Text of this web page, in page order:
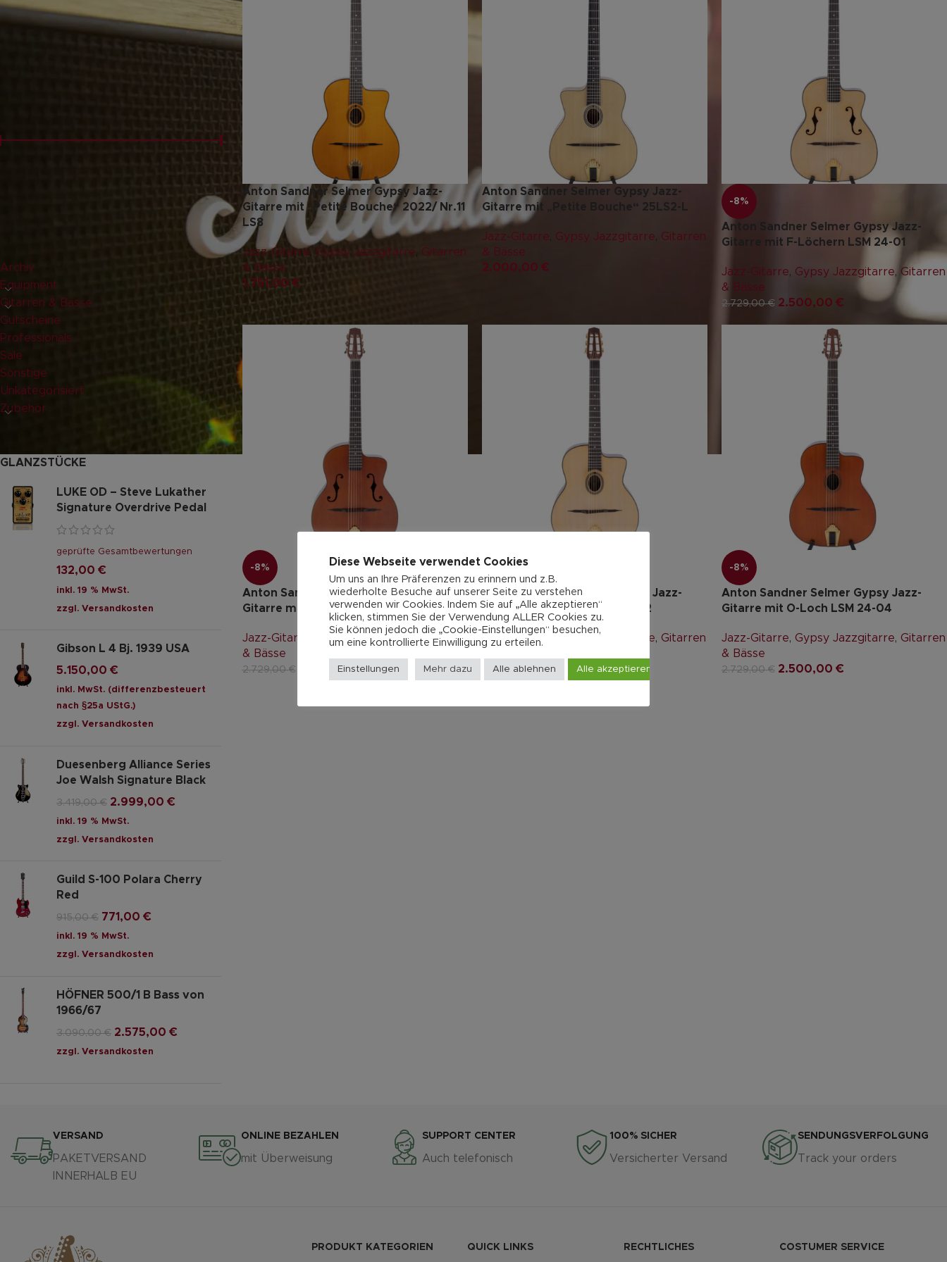
(6)
Archiv
Equipment
Gitarren & Bässe
Gutscheine
Professionals
Sale
Sonstige
Unkategorisiert
Zubehör
GLANZSTÜCKE
LUKE OD – Steve Lukather
Signature Overdrive Pedal
geprüfte Gesamtbewertungen
132,00 €
inkl. 19 % MwSt.
zzgl. Versandkosten
Gibson L 4 Bj. 1939 USA
5.150,00 €
inkl. MwSt. (differenzbesteuert
nach §25a UStG.)
zzgl. Versandkosten
Duesenberg Alliance Series
Joe Walsh Signature Black
3.419,00€ 2.999,00 €
inkl. 19 % MwSt.
zzgl. Versandkosten
Guild S-100 Polara Cherry
Red
915,00€ 771,00 €
inkl. 19 % MwSt.
zzgl. Versandkosten
HÖFNER 500/1 B Bass von
1966/67
3.090,00€ 2.575,00 €
zzgl. Versandkosten
Anton Sandner Selmer Gypsy Jazz-
Gitarre mit „Petite Bouche“ 2022/ Nr.11
LS8
Jazz-Gitarre Gypsy Jazzgitarre
Gitarren
& Bässe
1.751,00 €
Anton Sandner Selmer Gypsy Jazz-
Gitarre mit „Petite Bouche“ 25LS2-L
Jazz-Gitarre Gypsy Jazzgitarre, Gitarren
& Bässe
2.000,00 €
-8%
Anton Sandner Selmer Gypsy Jazz-
Gitarre mit F-Löchern LSM 24-01
Jazz-Gitarre, Gypsy Jazzgitarre, Gitarren
& Bässe
2.729,00€ 2.500,00 €
-8%
Anton Sandner Selmer Gypsy Jazz-
Gitarre mit F-Löchern LSM 24-03
Jazz-Gitarre Gypsy Jazzgitarre, Gitarren
& Bässe
2.729,00€ 2.500,00€
-8%
Anton Sandner Selmer Gypsy Jazz-
Gitarre mit O-Loch LSM 24-02
Jazz-Gitarre Gypsy Jazzgitarre, Gitarren
2.729,00€ 2.500,00 €
-8%
Anton Sandner Selmer Gypsy Jazz-
Gitarre mit O-Loch LSM 24-04
Jazz-Gitarre, Gypsy Jazzgitarre, Gitarren
& Bässe
2.729,00€ 2.500,00 €
VERSAND
PAKETVERSAND
INNERHALB EU
ONLINE BEZAHLEN
mit Überweisung
SUPPORT CENTER
Auch telefonisch
100% SICHER
Versicherter Versand
SENDUNGSVERFOLGUNG
Track your orders
PRODUKT KATEGORIEN QUICK LINKS RECHTLICHES COSTUMER SERVICE
Diese Webseite verwendet Cookies
Um uns an Ihre Präferenzen zu erinnern und z.B.
wiederholte Besuche auf unserer Seite zu verstehen
verwenden wir Cookies. Indem Sie auf „Alle akzeptieren“
klicken, stimmen Sie der Verwendung ALLER Cookies zu.
Sie können jedoch die „Cookie-Einstellungen“ besuchen,
um eine kontrollierte Einwilligung zu erteilen.
Einstellungen Mehr dazu Alle ablehnen Alle akzeptieren